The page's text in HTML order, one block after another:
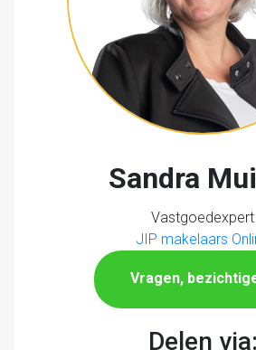
Sandra
Vastgoedexpert
JIP makelaars
Vragen,
Delen via: